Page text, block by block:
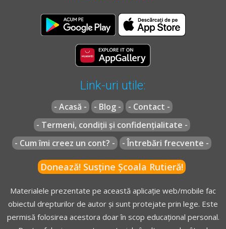
Link-uri utile:
- Acasă - - Blog -
- Contact -
- Termeni, condiții și confidențialitate -
- Cum îmi creez un cont? -
- Întrebări frecvente -
Donează! Susține Școala Rutieră!
Materialele prezentate pe această aplicație web/mobile fac
obiectul drepturilor de autor și sunt protejate prin lege. Este
permisă folosirea acestora doar în scop educațional personal.